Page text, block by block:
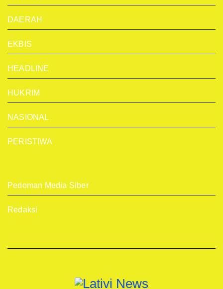
DAERAH
EKBIS
HEADLINE
HUKRIM
NASIONAL
PERISTIWA
Pedoman Media Siber
Redaksi